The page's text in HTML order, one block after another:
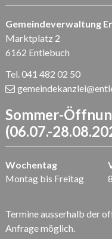
Gemeindeverwaltung
Marktplatz 2
6162 Entlebuch
Tel. 041 482 02 50
gemeindekanzlei
Sommer-
(06.07.-
Wochentag
Montag bis Freitag
Termine ausserhalb der
Anfrage möglich.